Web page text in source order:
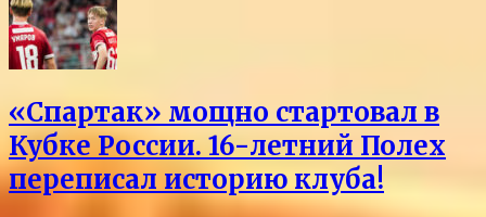
«Спартак» мощно стартовал в
Кубке России. 16-летний Полех
переписал историю клуба!